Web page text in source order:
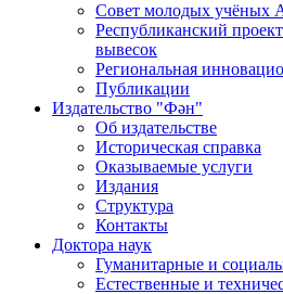
Совет молодых учёных
Республиканский
вывесок
Региональная
Публикации
Издательство "Фән"
Об издательстве
Историческая справка
Оказываемые услуги
Издания
Структура
Контакты
Доктора наук
Гуманитарные и
Естественные и